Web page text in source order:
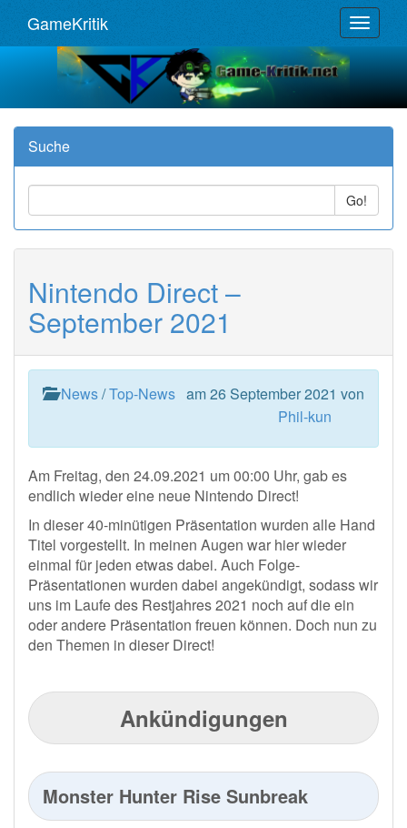
Toggle
GameKritik
Suche
Go!
Nintendo Direct –
September 2021
News/Top-News am 26 September 2021 von
Phil-kun
Am Freitag, den 24.09.2021 um 00:00 Uhr, gab es
endlich wieder eine neue Nintendo Direct!
In dieser 40-minütigen Präsentation wurden alle Hand
Titel vorgestellt. In meinen Augen war hier wieder
einmal für jeden etwas dabei. Auch Folge-
Präsentationen wurden dabei angekündigt, sodass wir
uns im Laufe des Restjahres 2021 noch auf die ein
oder andere Präsentation freuen können. Doch nun zu
den Themen in dieser Direct!
Ankündigungen
Monster Hunter Rise Sunbreak